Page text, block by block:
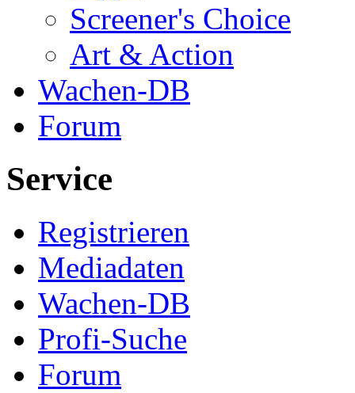
Screener's Choice
Art & Action
Wachen-DB
Forum
Service
Registrieren
Mediadaten
Wachen-DB
Profi-Suche
Forum